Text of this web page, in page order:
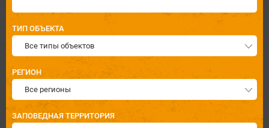
ТИП ОБЪЕКТА
Все типы объектов
РЕГИОН
Все регионы
ЗАПОВЕДНАЯ ТЕРРИТОРИЯ